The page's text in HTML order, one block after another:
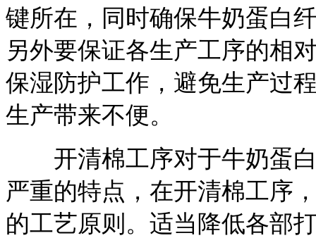
键所在，同时确保牛奶蛋白
另外要保证各生产工序的相
保湿防护工作，避免生产过
生产带来不便。
开清棉工序对于牛奶蛋白
严重的特点，在开清棉工序
的工艺原则。适当降低各部